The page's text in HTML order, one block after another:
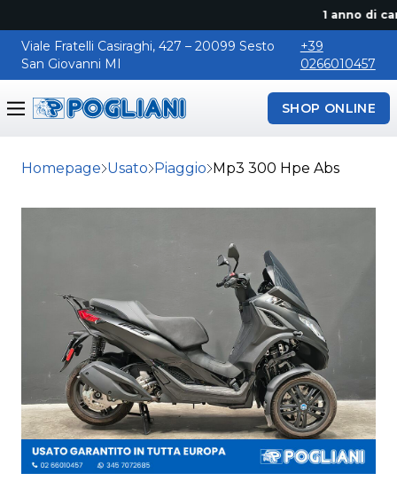
1 anno di
Viale Fratelli Casiraghi, 427 – 20099 Sesto
San Giovanni MI
+39
0266010457
SHOP ONLINE
Homepage Usato Piaggio Mp3 300 Hpe Abs